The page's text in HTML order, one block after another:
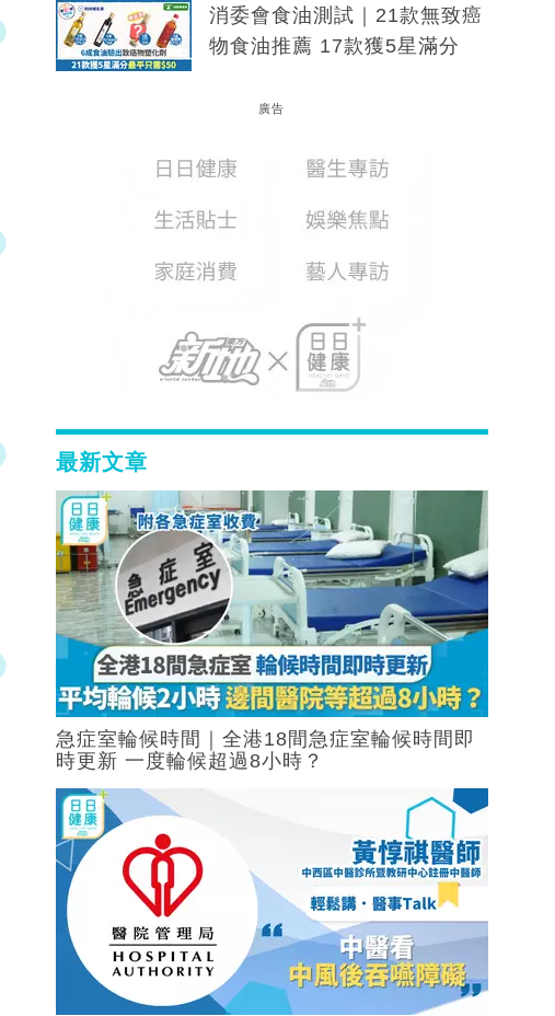
消委會食油測試｜21款無致癌
物食油推薦 17款獲5星滿分
廣告
最新文章
急症室輪候時間｜全港18間急症室輪候時間即
時更新 一度輪候超過8小時？